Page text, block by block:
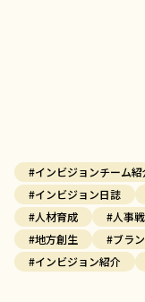
#インビジョンチーム紹
#インビジョン日誌
#人材育成
#人事
#地方創生
#ブラ
#インビジョン紹介